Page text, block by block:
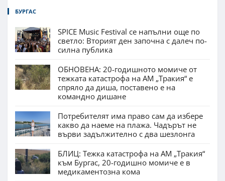
БУРГАС
SPICE Music Festival се напълни още по
светло: Вторият ден започна с далеч по-
силна публика
ОБНОВЕНА: 20-годишното момиче от
тежката катастрофа на АМ „Тракия“ е
спряло да диша, поставено е на
командно дишане
Потребителят има право сам да избере
какво да наеме на плажа. Чадърът не
върви задължително с два шезлонга
БЛИЦ: Тежка катастрофа на АМ „Тракия“
към Бургас, 20-годишно момиче е в
медикаментозна кома